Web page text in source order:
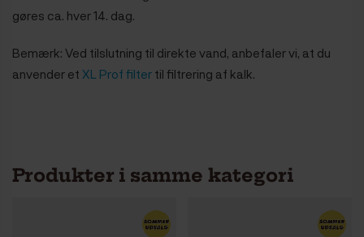
gøres ca. hver 14. dag.
Bemærk: Ved tilslutning til direkte vand, anbefaler vi, at du
anvender et XL Prof filter til filtrering af kalk.
Produkter i samme kategori